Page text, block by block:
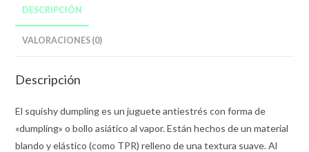
DESCRIPCIÓN
VALORACIONES (0)
Descripción
El squishy dumpling es un juguete antiestrés con forma de
«dumpling» o bollo asiático al vapor. Están hechos de un material
blando y elástico (como TPR) relleno de una textura suave. Al